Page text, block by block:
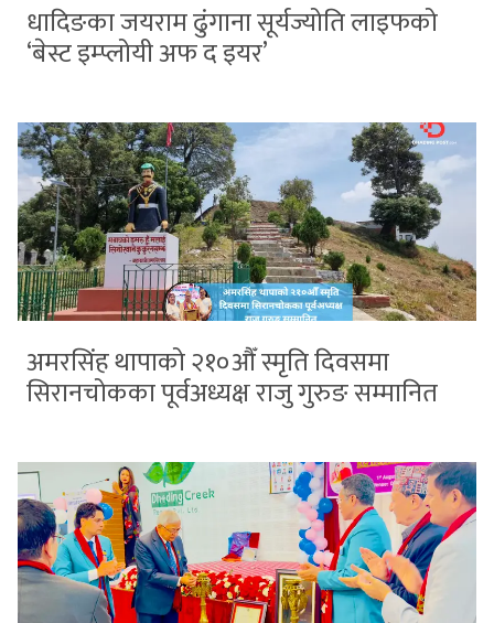
धादिङका जयराम ढुंगाना सूर्यज्योति लाइफको
‘बेस्ट इम्प्लोयी अफ द इयर’
अमरसिंह थापाको २१०औँ स्मृति दिवसमा
सिरानचोकका पूर्वअध्यक्ष राजु गुरुङ सम्मानित